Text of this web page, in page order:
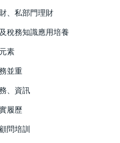
、私部門理財
稅務知識應用培養
素
並重
、資訊
履歷
問培訓